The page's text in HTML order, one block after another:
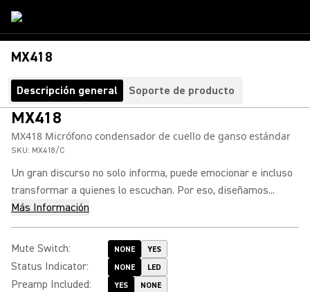
MX418
Descripción general Soporte de producto
MX418
MX418 Micrófono condensador de cuello de ganso estándar
SKU: MX418/C
Un gran discurso no solo informa, puede emocionar e incluso
transformar a quienes lo escuchan. Por eso, diseñamos...
Más Información
Mute Switch: NONE YES
Status Indicator: NONE LED
Preamp Included: YES NONE